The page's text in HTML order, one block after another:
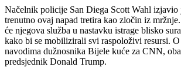
Načelnik policije San Diega Scott Wahl izjavio
trenutno ovaj napad tretira kao zločin iz
će njegova služba u nastavku istrage blisko
kako bi se mobilizirali svi raspoloživi resursi.
navodima dužnosnika Bijele kuće za CNN,
predsjednik Donald Trump.